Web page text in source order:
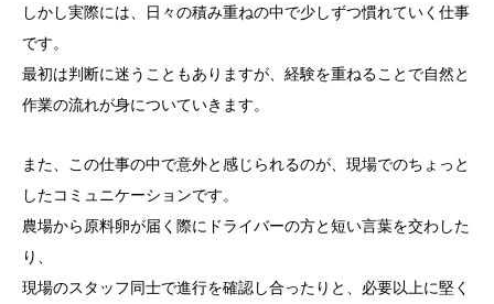
しかし実際には、日々の積み重ねの中で少しずつ慣れていく仕事
です。
最初は判断に迷うこともありますが、経験を重ねることで自然と
作業の流れが身についていきます。
また、この仕事の中で意外と感じられるのが、現場でのちょっと
したコミュニケーションです。
農場から原料卵が届く際にドライバーの方と短い言葉を交わした
り、
現場のスタッフ同士で進行を確認し合ったりと、必要以上に堅く